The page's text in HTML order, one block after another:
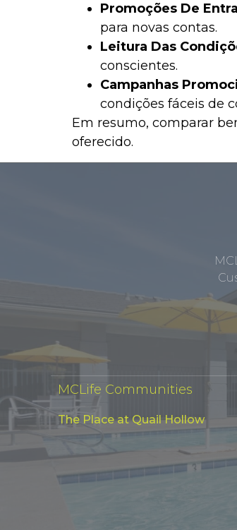
Promoções De
para novas contas.
Leitura Das
conscientes.
Campanhas
condições fáceis de
Em resumo, comparar
oferecido.
MCLife Communities
The Place at Quail Hollow